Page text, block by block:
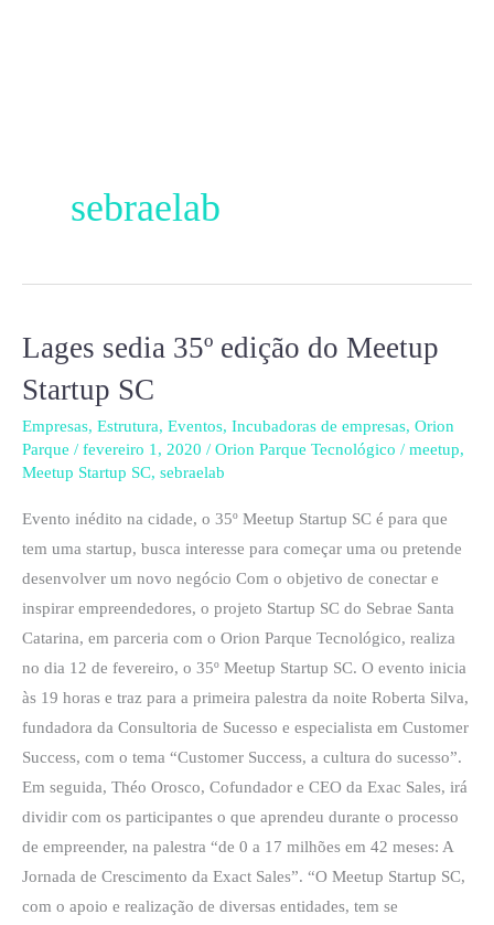
sebraelab
Lages sedia 35º edição do Meetup
Startup SC
Empresas, Estrutura, Eventos, Incubadoras de empresas, Orion
Parque / fevereiro 1, 2020 / Orion Parque Tecnológico / meetup,
Meetup Startup SC, sebraelab
Evento inédito na cidade, o 35º Meetup Startup SC é para que
tem uma startup, busca interesse para começar uma ou pretende
desenvolver um novo negócio Com o objetivo de conectar e
inspirar empreendedores, o projeto Startup SC do Sebrae Santa
Catarina, em parceria com o Orion Parque Tecnológico, realiza
no dia 12 de fevereiro, o 35º Meetup Startup SC. O evento inicia
às 19 horas e traz para a primeira palestra da noite Roberta Silva,
fundadora da Consultoria de Sucesso e especialista em Customer
Success, com o tema “Customer Success, a cultura do sucesso”.
Em seguida, Théo Orosco, Cofundador e CEO da Exac Sales, irá
dividir com os participantes o que aprendeu durante o processo
de empreender, na palestra “de 0 a 17 milhões em 42 meses: A
Jornada de Crescimento da Exact Sales”. “O Meetup Startup SC,
com o apoio e realização de diversas entidades, tem se
Lages
sedia
35º
edição
do
Startup
SC